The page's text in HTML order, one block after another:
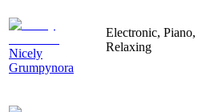
Nicely
Grumpynora
Electronic, Piano,
Relaxing